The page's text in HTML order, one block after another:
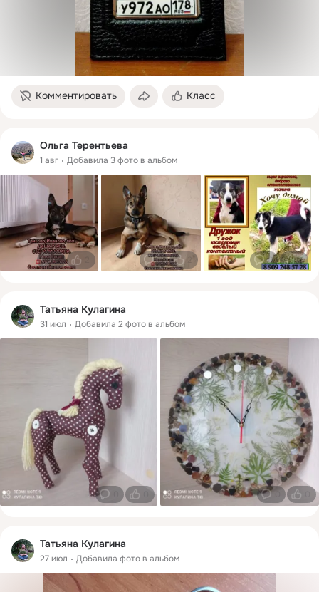
Комментировать Класс
Ольга Терентьева
1 авг Добавила 3 фото в альбом
0 0 0 2
Татьяна Кулагина
31 июл Добавила 2 фото в альбом
Татьяна Кулагина
27 июл Добавила фото в альбом